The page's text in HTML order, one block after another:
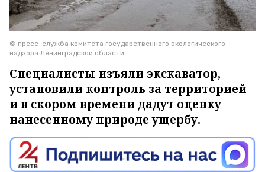
© пресс-служба комитета государственного экологического
надзора Ленинградской области
Специалисты изъяли экскаватор,
установили контроль за территорией
и в скором времени дадут оценку
нанесенному природе ущербу.